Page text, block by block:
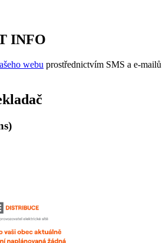
INFO
webu prostřednictvím SMS a e-mailů